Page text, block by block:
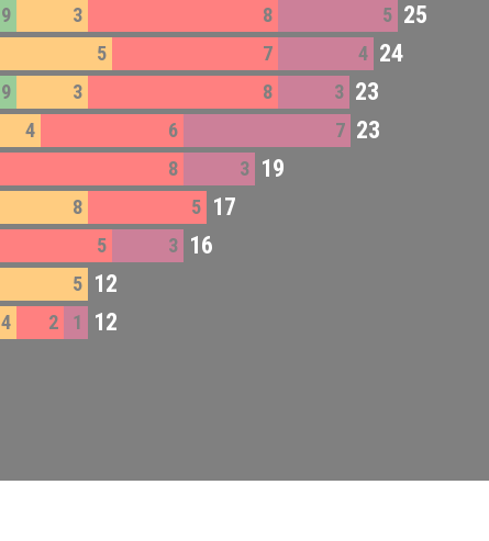
9 3 8 5 25
5 7 4 24
9 3 8 3 23
4 6 7 23
8 3 19
8 5 17
5 3 16
5 12
4 2 1 12